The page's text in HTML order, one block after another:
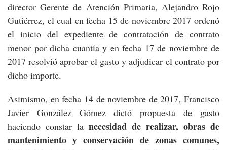
director Gerente de Atención Primaria, Alejandro Rojo
Gutiérrez, el cual en fecha 15 de noviembre 2017 ordenó
el inicio del expediente de contratación de contrato
menor por dicha cuantía y en fecha 17 de noviembre de
2017 resolvió aprobar el gasto y adjudicar el contrato por
dicho importe.
Asimismo, en fecha 14 de noviembre de 2017, Francisco
Javier González Gómez dictó propuesta de gasto
haciendo constar la necesidad de realizar, obras de
mantenimiento y conservación de zonas comunes,